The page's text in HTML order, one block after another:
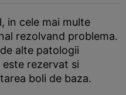
in cele mai multe
rezolvand problema.
alte patologii
rezervat si
boli de baza.